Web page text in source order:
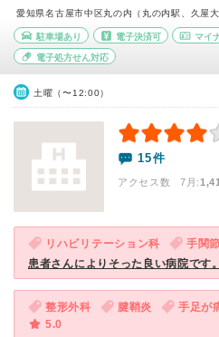
愛知県名古屋市中区丸の内（丸の内駅、久屋
駐車場あり 電子決済可 マイ
電子処方せん対応
土曜（〜12:00）
15件
アクセス数 7月:
リハビリテーション科 手関
患者さんによりそった良い病院です。
整形外科 腱鞘炎
手足が
5.0